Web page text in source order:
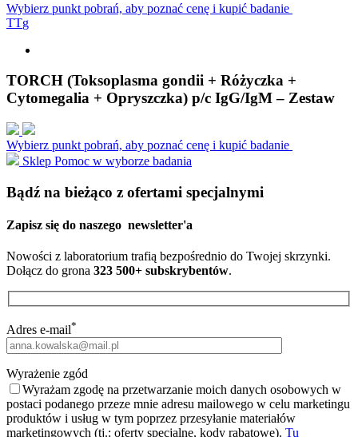
Wybierz punkt pobrań, aby poznać cenę i kupić badanie
TTg
TORCH (Toksoplasma gondii + Różyczka +
Cytomegalia + Opryszczka) p/c IgG/IgM – Zestaw
Wybierz punkt pobrań, aby poznać cenę i kupić badanie
Sklep Pomoc w wyborze badania
Bądź na bieżąco z ofertami specjalnymi
Zapisz się do naszego newsletter'a
Nowości z laboratorium trafią bezpośrednio do Twojej skrzynki.
Dołącz do grona 323 500+ subskrybentów.
Adres e-mail*
Wyrażenie zgód
Wyrażam zgodę na przetwarzanie moich danych osobowych w
postaci podanego przeze mnie adresu mailowego w celu marketingu
produktów i usług w tym poprzez przesyłanie materiałów
marketingowych (tj.: oferty specjalne, kody rabatowe). Tu